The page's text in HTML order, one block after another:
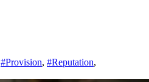
#Provision, #Reputation,